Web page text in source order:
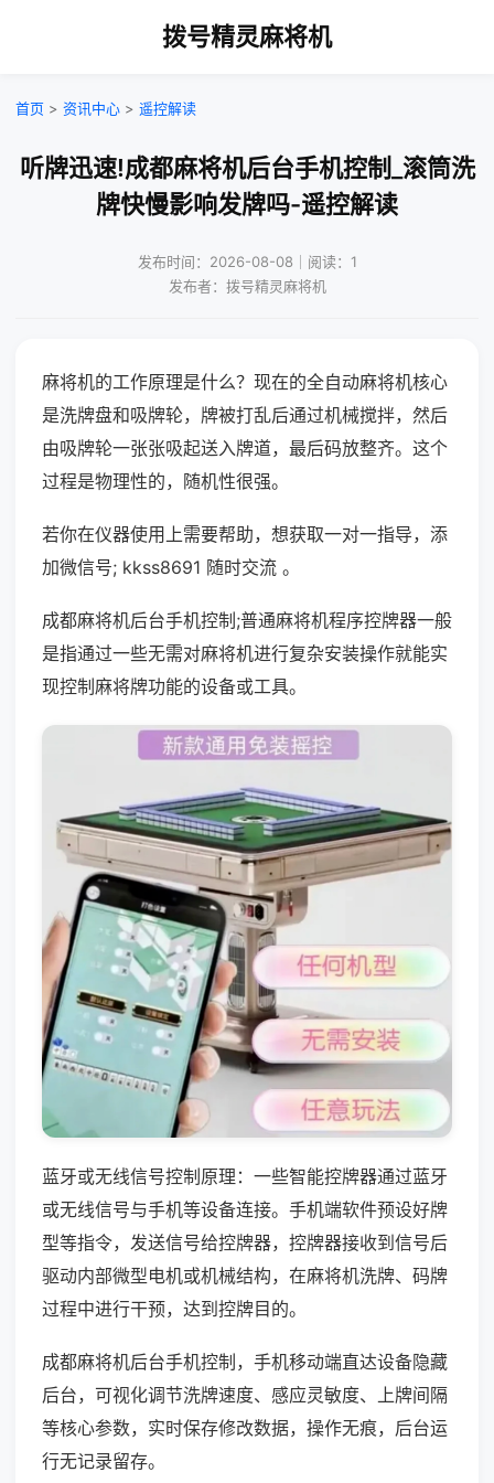
拨号精灵麻将机
首页 > 资讯中心 > 遥控解读
听牌迅速!成都麻将机后台手机控制_滚筒洗
牌快慢影响发牌吗-遥控解读
发布时间：2026-08-08｜阅读：1
发布者：拨号精灵麻将机
麻将机的工作原理是什么？现在的全自动麻将机核心
是洗牌盘和吸牌轮，牌被打乱后通过机械搅拌，然后
由吸牌轮一张张吸起送入牌道，最后码放整齐。这个
过程是物理性的，随机性很强。
若你在仪器使用上需要帮助，想获取一对一指导，添
加微信号; kkss8691 随时交流 。
成都麻将机后台手机控制;普通麻将机程序控牌器一般
是指通过一些无需对麻将机进行复杂安装操作就能实
现控制麻将牌功能的设备或工具。
蓝牙或无线信号控制原理：一些智能控牌器通过蓝牙
或无线信号与手机等设备连接。手机端软件预设好牌
型等指令，发送信号给控牌器，控牌器接收到信号后
驱动内部微型电机或机械结构，在麻将机洗牌、码牌
过程中进行干预，达到控牌目的。
成都麻将机后台手机控制，手机移动端直达设备隐藏
后台，可视化调节洗牌速度、感应灵敏度、上牌间隔
等核心参数，实时保存修改数据，操作无痕，后台运
行无记录留存。